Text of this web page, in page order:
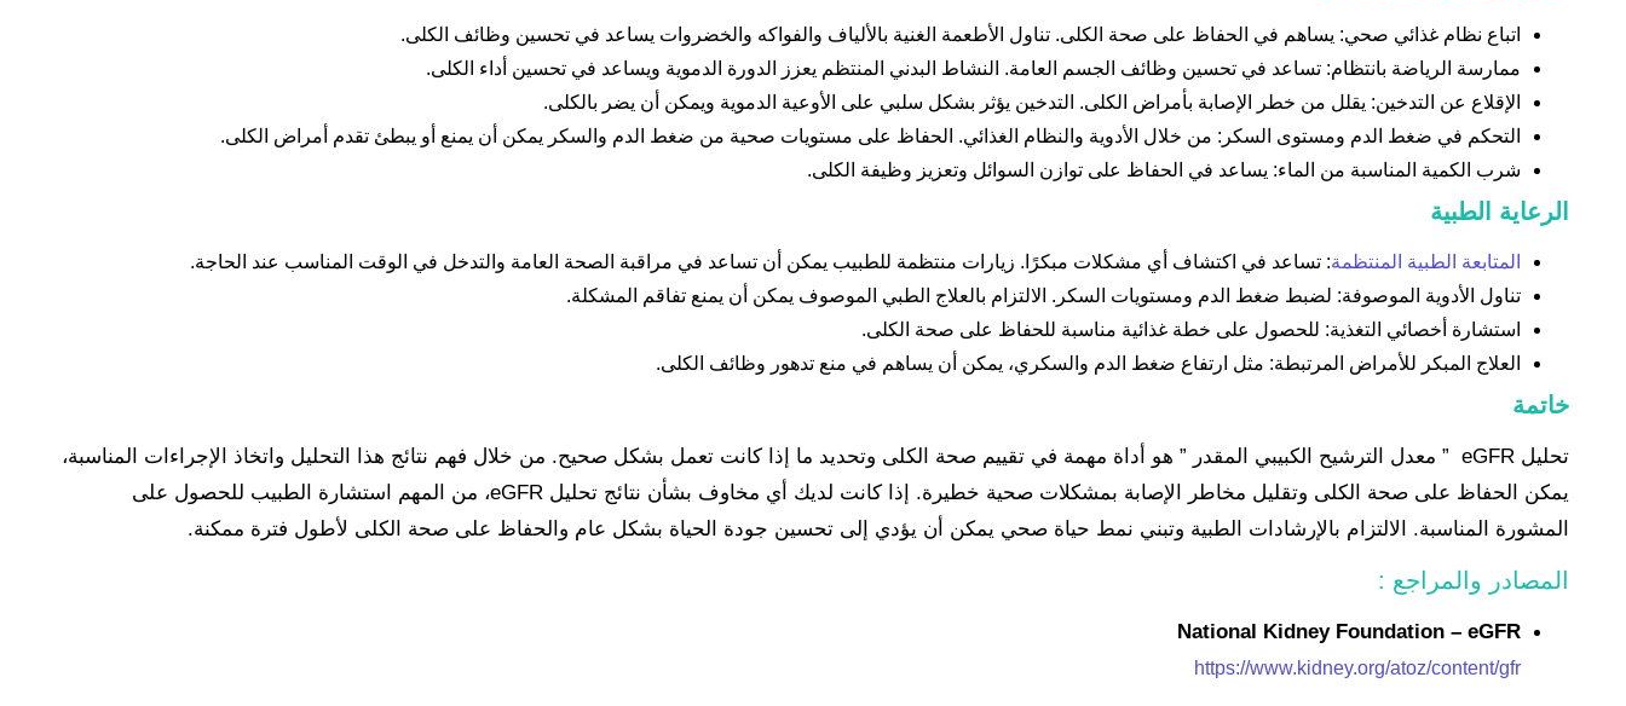
اتباع نظام غذائي صحي: يساهم في الحفاظ على صحة الكلى. تناول الأطعمة الغنية بالألياف والفواكه والخضروات يساعد في تحسين وظائف الكلى.
ممارسة الرياضة بانتظام: تساعد في تحسين وظائف الجسم العامة. النشاط البدني المنتظم يعزز الدورة الدموية ويساعد في تحسين أداء الكلى.
الإقلاع عن التدخين: يقلل من خطر الإصابة بأمراض الكلى. التدخين يؤثر بشكل سلبي على الأوعية الدموية ويمكن أن يضر بالكلى.
التحكم في ضغط الدم ومستوى السكر: من خلال الأدوية والنظام الغذائي. الحفاظ على مستويات صحية من ضغط الدم والسكر يمكن أن يمنع أو يبطئ تقدم أمراض الكلى.
شرب الكمية المناسبة من الماء: يساعد في الحفاظ على توازن السوائل وتعزيز وظيفة الكلى.
الرعاية الطبية
المتابعة الطبية المنتظمة: تساعد في اكتشاف أي مشكلات مبكرًا. زيارات منتظمة للطبيب يمكن أن تساعد في مراقبة الصحة العامة والتدخل في الوقت المناسب عند الحاجة.
تناول الأدوية الموصوفة: لضبط ضغط الدم ومستويات السكر. الالتزام بالعلاج الطبي الموصوف يمكن أن يمنع تفاقم المشكلة.
استشارة أخصائي التغذية: للحصول على خطة غذائية مناسبة للحفاظ على صحة الكلى.
العلاج المبكر للأمراض المرتبطة: مثل ارتفاع ضغط الدم والسكري، يمكن أن يساهم في منع تدهور وظائف الكلى.
خاتمة
تحليل eGFR ”
معدل الترشيح الكبيبي المقدر ” هو أداة مهمة في تقييم صحة الكلى وتحديد ما إذا كانت تعمل بشكل صحيح. من خلال فهم نتائج هذا التحليل واتخاذ الإجراءات المناسبة،
يمكن الحفاظ على صحة الكلى وتقليل مخاطر الإصابة بمشكلات صحية خطيرة. إذا كانت لديك أي مخاوف بشأن نتائج تحليل eGFR، من المهم استشارة الطبيب للحصول على
المشورة المناسبة. الالتزام بالإرشادات الطبية وتبني نمط حياة صحي يمكن أن يؤدي إلى تحسين جودة الحياة بشكل عام والحفاظ على صحة الكلى لأطول فترة ممكنة.
المصادر والمراجع :
National Kidney Foundation – eGFR
https://www.kidney.org/atoz/content/gfr